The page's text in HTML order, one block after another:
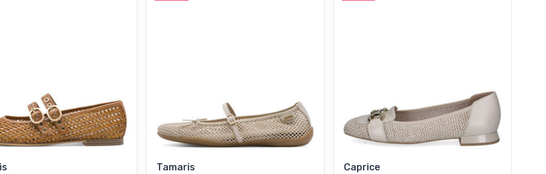
Tamaris Caprice